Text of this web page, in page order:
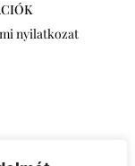
nyilatkozat